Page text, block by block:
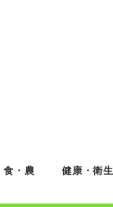
食・農 健康・衛生